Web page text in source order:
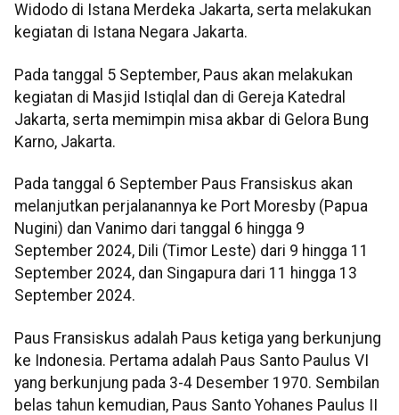
Widodo di Istana Merdeka Jakarta, serta melakukan
kegiatan di Istana Negara Jakarta.
Pada tanggal 5 September, Paus akan melakukan
kegiatan di Masjid Istiqlal dan di Gereja Katedral
Jakarta, serta memimpin misa akbar di Gelora Bung
Karno, Jakarta.
Pada tanggal 6 September Paus Fransiskus akan
melanjutkan perjalanannya ke Port Moresby (Papua
Nugini) dan Vanimo dari tanggal 6 hingga 9
September 2024, Dili (Timor Leste) dari 9 hingga 11
September 2024, dan Singapura dari 11 hingga 13
September 2024.
Paus Fransiskus adalah Paus ketiga yang berkunjung
ke Indonesia. Pertama adalah Paus Santo Paulus VI
yang berkunjung pada 3-4 Desember 1970. Sembilan
belas tahun kemudian, Paus Santo Yohanes Paulus II